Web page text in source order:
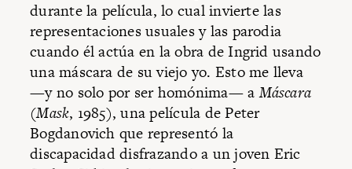
durante la película, lo cual invierte las
representaciones usuales y las parodia
cuando él actúa en la obra de Ingrid usando
una máscara de su viejo yo. Esto me lleva
—y no solo por ser homónima— aMáscara
(Mask, 1985), una película de Peter
Bogdanovich que representó la
discapacidad disfrazando a un joven Eric